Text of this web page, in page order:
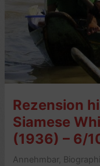
Rezension
Siamese
(1936) – 6/
Annehmbar,